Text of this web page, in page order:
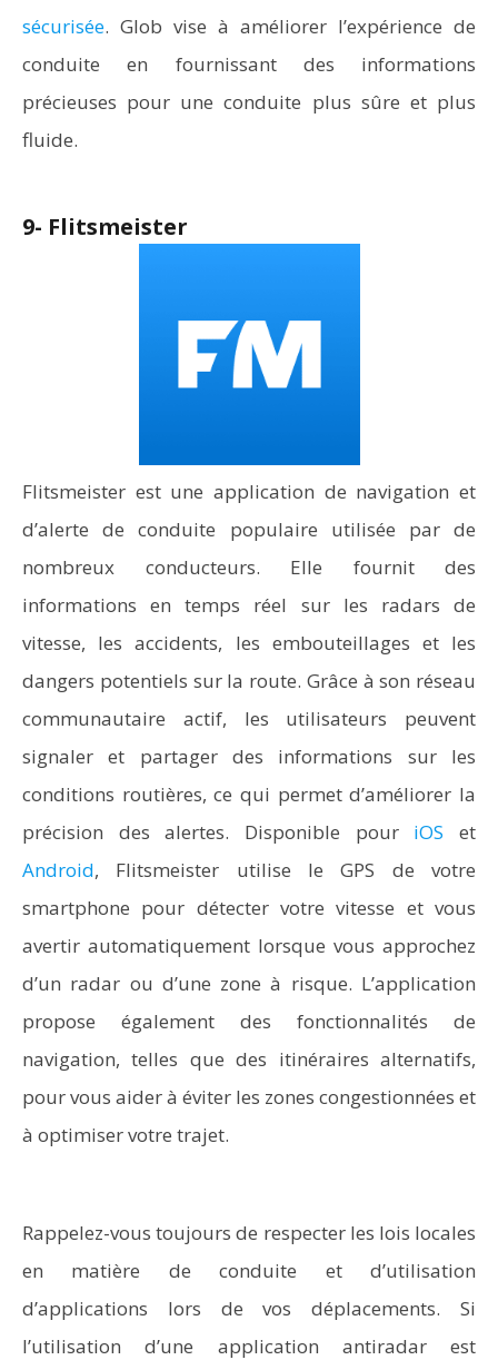
sécurisée. Glob vise à améliorer l’expérience de
conduite en fournissant des informations
précieuses pour une conduite plus sûre et plus
fluide.
9- Flitsmeister
Flitsmeister est une application de navigation et
d’alerte de conduite populaire utilisée par de
nombreux conducteurs. Elle fournit des
informations en temps réel sur les radars de
vitesse, les accidents, les embouteillages et les
dangers potentiels sur la route. Grâce à son réseau
communautaire actif, les utilisateurs peuvent
signaler et partager des informations sur les
conditions routières, ce qui permet d’améliorer la
précision des alertes. Disponible pour iOS et
Android, Flitsmeister utilise le GPS de votre
smartphone pour détecter votre vitesse et vous
avertir automatiquement lorsque vous approchez
d’un radar ou d’une zone à risque. L’application
propose également des fonctionnalités de
navigation, telles que des itinéraires alternatifs,
pour vous aider à éviter les zones congestionnées et
à optimiser votre trajet.
Rappelez-vous toujours de respecter les lois locales
en matière de conduite et d’utilisation
d’applications lors de vos déplacements. Si
l’utilisation d’une application antiradar est